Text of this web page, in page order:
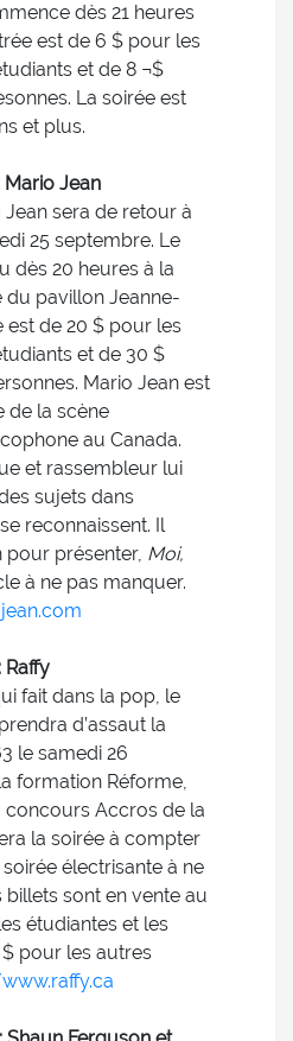
dès 21 heures
est de 6 $ pour les
et de 8 ¬$
La soirée est
et plus.
Mario Jean
Jean sera de retour à
25 septembre. Le
dès 20 heures à la
du pavillon Jeanne-
est de 20 $ pour les
et de 30 $
Mario Jean est
de la scène
au Canada.
et rassembleur lui
sujets dans
reconnaissent. Il
pour présenter, Moi,
à ne pas manquer.
Raffy
fait dans la pop, le
d’assaut la
le samedi 26
formation Réforme,
concours Accros de la
la soirée à compter
électrisante à ne
sont en vente au
étudiantes et les
pour les autres